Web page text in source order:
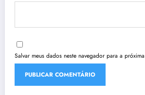
Salvar meus dados neste navegador para a